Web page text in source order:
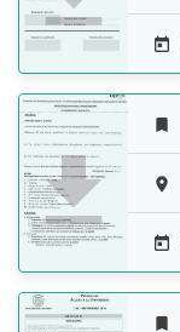





